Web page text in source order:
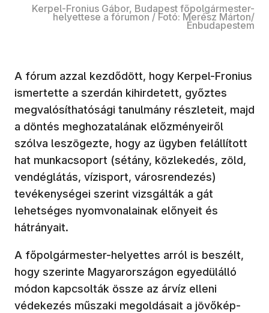
Kerpel-Fronius Gábor, Budapest főpolgármester-
helyettese a fórumon / Fotó: Merész Márton/
Énbudapestem
A fórum azzal kezdődött, hogy Kerpel-Fronius
ismertette a szerdán kihirdetett, győztes
megvalósíthatósági tanulmány részleteit, majd
a döntés meghozatalának előzményeiről
szólva leszögezte, hogy az ügyben felállított
hat munkacsoport (sétány, közlekedés, zöld,
vendéglátás, vízisport, városrendezés)
tevékenységei szerint vizsgálták a gát
lehetséges nyomvonalainak előnyeit és
hátrányait.
A főpolgármester-helyettes arról is beszélt,
hogy szerinte Magyarországon egyedülálló
módon kapcsolták össze az árvíz elleni
védekezés műszaki megoldásait a jövőkép-